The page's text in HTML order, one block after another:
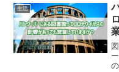
生活